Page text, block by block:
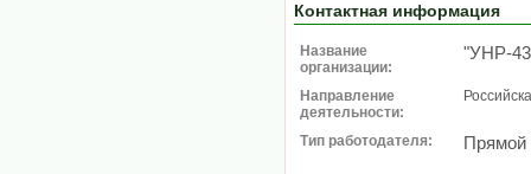
Контактная информация
Название
организации:
"УНР-
Направление
деятельности:
Тип работодателя: Прямой